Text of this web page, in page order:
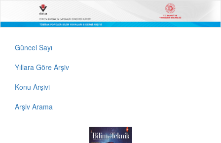
Güncel Sayı
Yıllara Göre Arşiv
Konu Arşivi
Arşiv Arama